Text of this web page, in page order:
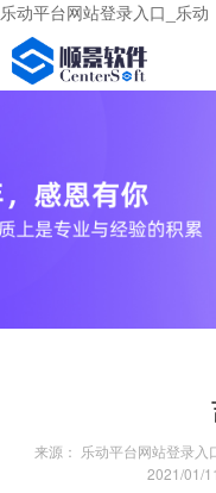
乐动平台网站登录入口_乐动
来源： 乐动平台网站登录入
2021/01/